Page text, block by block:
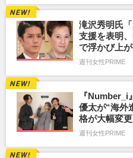
滝沢秀明氏
支援を表明
で浮かび上
週刊女性PRIME
『
優太が“海外
格が大幅変
週刊女性PRIME